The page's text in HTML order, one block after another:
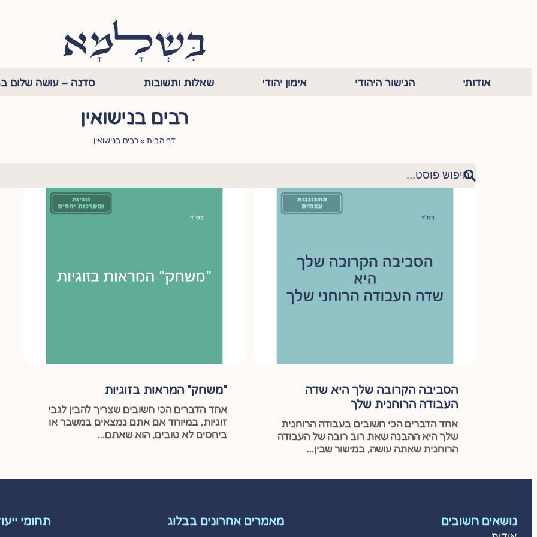
אודותי הגישור היהודי אימון יהודי שאלות ותשובות סדנה – עושה שלום
רבים בנישואין
דף הבית »רבים בנישואין
הסביבה הקרובה שלך היא שדה
העבודה הרוחנית שלך
אחד הדברים הכי חשובים בעבודה הרוחנית
שלך היא ההבנה שאת רוב רובה של העבודה
הרוחנית שאתה עושה, במישור שבין...
"משחק" המראות בזוגיות
אחד הדברים הכי חשובים שצריך להבין לגבי
זוגיות, במיוחד אם אתם נמצאים במשבר או
ביחסים לא טובים, הוא שאתם...
נושאים חשובים מאמרים אחרונים בבלוג תחומי